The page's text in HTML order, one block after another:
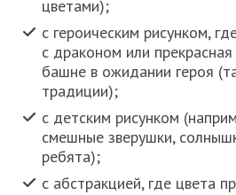
цветами);
с героическим рисунком,
с драконом или
башне в ожидании героя
традиции);
с детским рисунком
смешные зверушки,
ребята);
с абстракцией, где цвета